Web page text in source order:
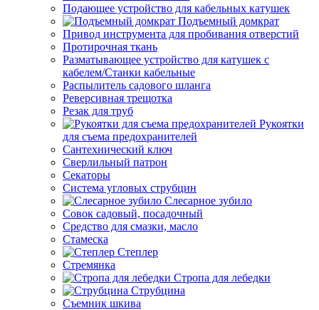
Подающее устройство для кабельных катушек
Подъемный домкрат
Привод инструмента для пробивания отверстий
Протирочная ткань
Разматывающее устройство для катушек с
кабелем/Станки кабельные
Распылитель садового шланга
Реверсивная трещотка
Резак для труб
Рукоятки
для съема предохранителей
Сантехнический ключ
Сверлильный патрон
Секаторы
Система угловых струбцин
Слесарное зубило
Совок садовый, посадочный
Средство для смазки, масло
Стамеска
Степлер
Стремянка
Стропа для лебедки
Струбцина
Съемник шкива